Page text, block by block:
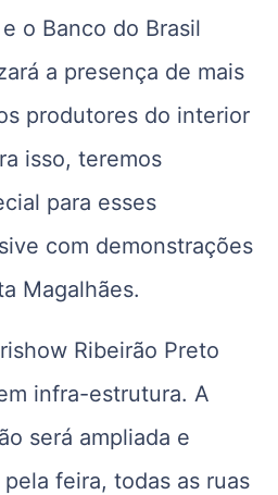
o Banco do Brasil
a presença de mais
produtores do interior
isso, teremos
para esses
com demonstrações
Magalhães.
Ribeirão Preto
infra-estrutura. A
será ampliada e
feira, todas as ruas